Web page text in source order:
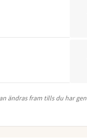
ändras fram tills du har